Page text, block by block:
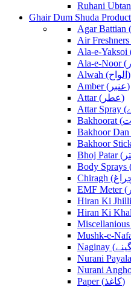
Alwah (الواح)
Amber (عنبر)
Attar (عطر)
Paper (کاغذ)